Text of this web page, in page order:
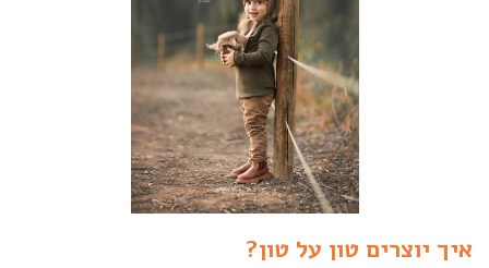
איך יוצרים טון על טון?